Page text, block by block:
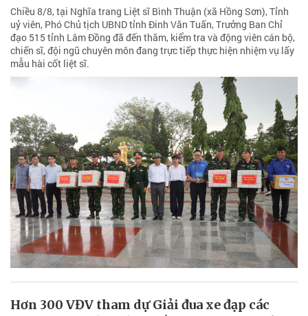
Chiều 8/8, tại Nghĩa trang Liệt sĩ Bình Thuận (xã Hồng Sơn), Tỉnh
uỷ viên, Phó Chủ tịch UBND tỉnh Đinh Văn Tuấn, Trưởng Ban Chỉ
đạo 515 tỉnh Lâm Đồng đã đến thăm, kiểm tra và động viên cán bộ,
chiến sĩ, đội ngũ chuyên môn đang trực tiếp thực hiện nhiệm vụ lấy
mẫu hài cốt liệt sĩ.
Hơn 300 VĐV tham dự Giải đua xe đạp các